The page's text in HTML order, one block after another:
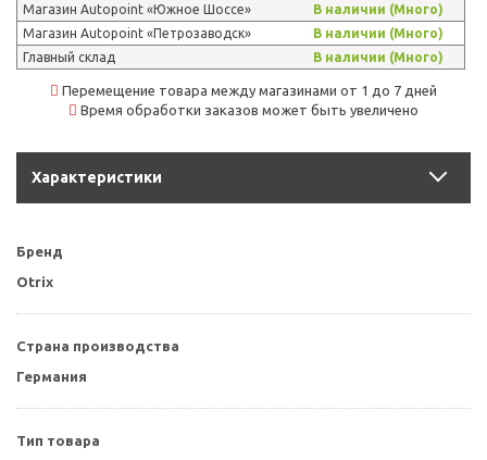
Магазин Autopoint «Южное Шоссе»
В наличии (Много)
Магазин Autopoint «Петрозаводск»
В наличии (Много)
Главный склад
В наличии (Много)
Перемещение товара между магазинами от 1 до 7 дней
Время обработки заказов может быть увеличено
Характеристики
Бренд
Otrix
Страна производства
Германия
Тип товара